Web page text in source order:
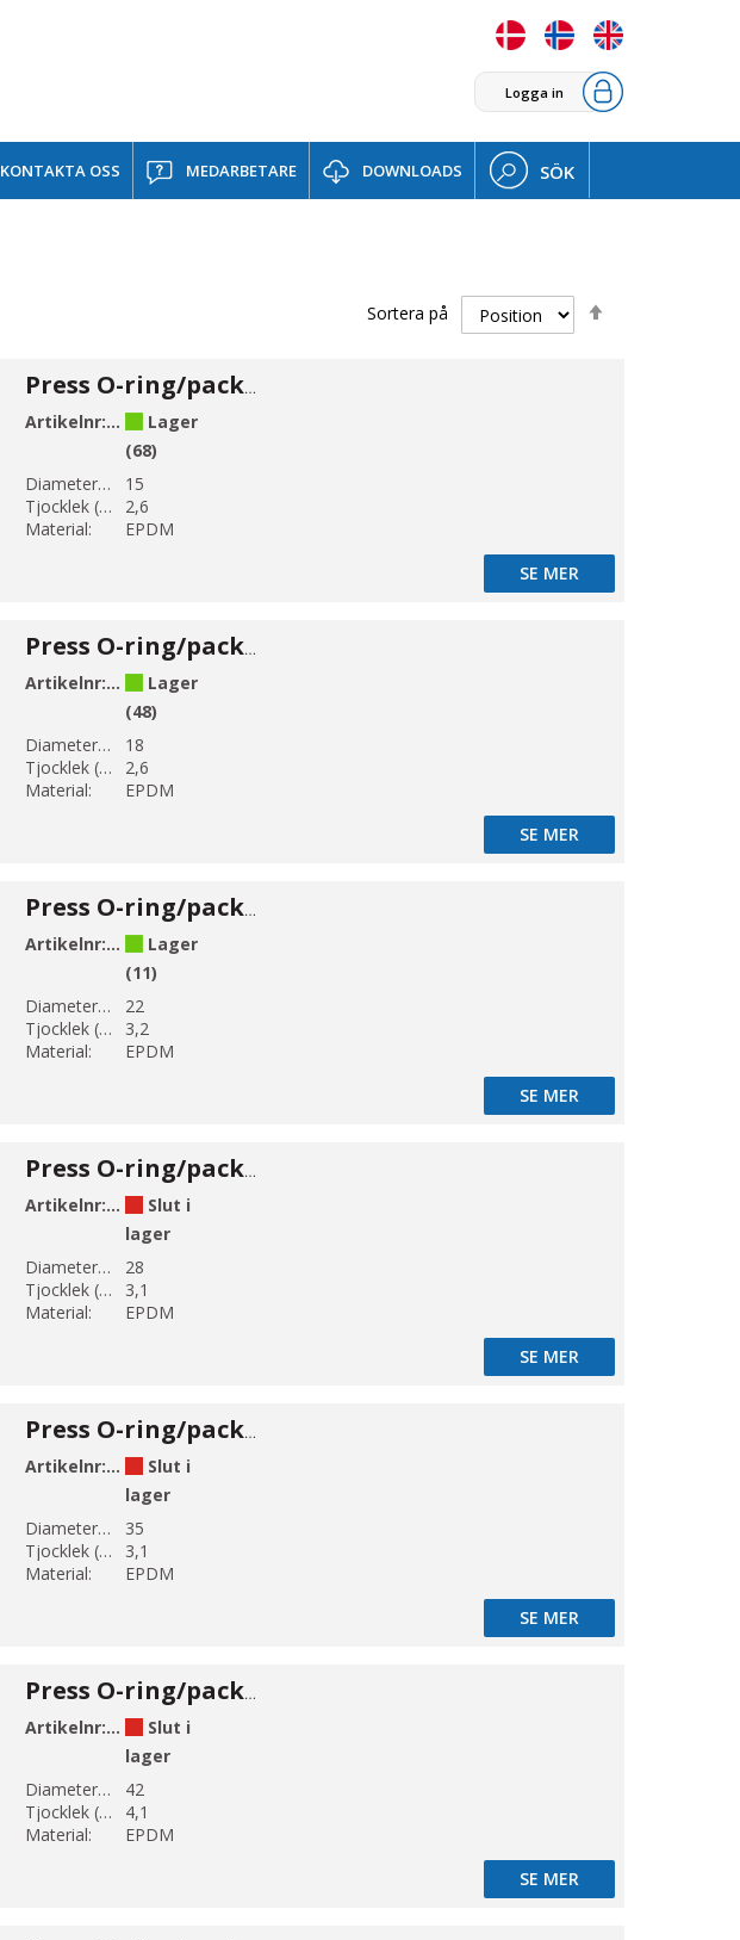
Logga in
KONTAKTA OSS MEDARBETARE DOWNLOADS SÖK
Sortera på
Press O-ring/packning 15
Artikelnr:PC80-15
Lager
(68)
Diameter 1 (mm):
15
Tjocklek (mm):
2,6
Material:
EPDM
SE MER
Press O-ring/packning 18
Artikelnr:PC80-18
Lager
(48)
Diameter 1 (mm):
18
Tjocklek (mm):
2,6
Material:
EPDM
SE MER
Press O-ring/packning 22
Artikelnr:PC80-22
Lager
(11)
Diameter 1 (mm):
22
Tjocklek (mm):
3,2
Material:
EPDM
SE MER
Press O-ring/packning 28
Artikelnr:PC80-28
Slut i
lager
Diameter 1 (mm):
28
Tjocklek (mm):
3,1
Material:
EPDM
SE MER
Press O-ring/packning 35
Artikelnr:PC80-35
Slut i
lager
Diameter 1 (mm):
35
Tjocklek (mm):
3,1
Material:
EPDM
SE MER
Press O-ring/packning 42
Artikelnr:PC80-42
Slut i
lager
Diameter 1 (mm):
42
Tjocklek (mm):
4,1
Material:
EPDM
SE MER